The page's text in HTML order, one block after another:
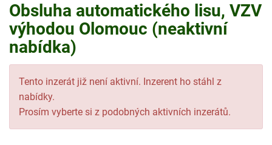
Obsluha automatického lisu, VZV
výhodou Olomouc (neaktivní
nabídka)
Tento inzerát již není aktivní. Inzerent ho stáhl z
nabídky.
Prosím vyberte si z podobných aktivních inzerátů.